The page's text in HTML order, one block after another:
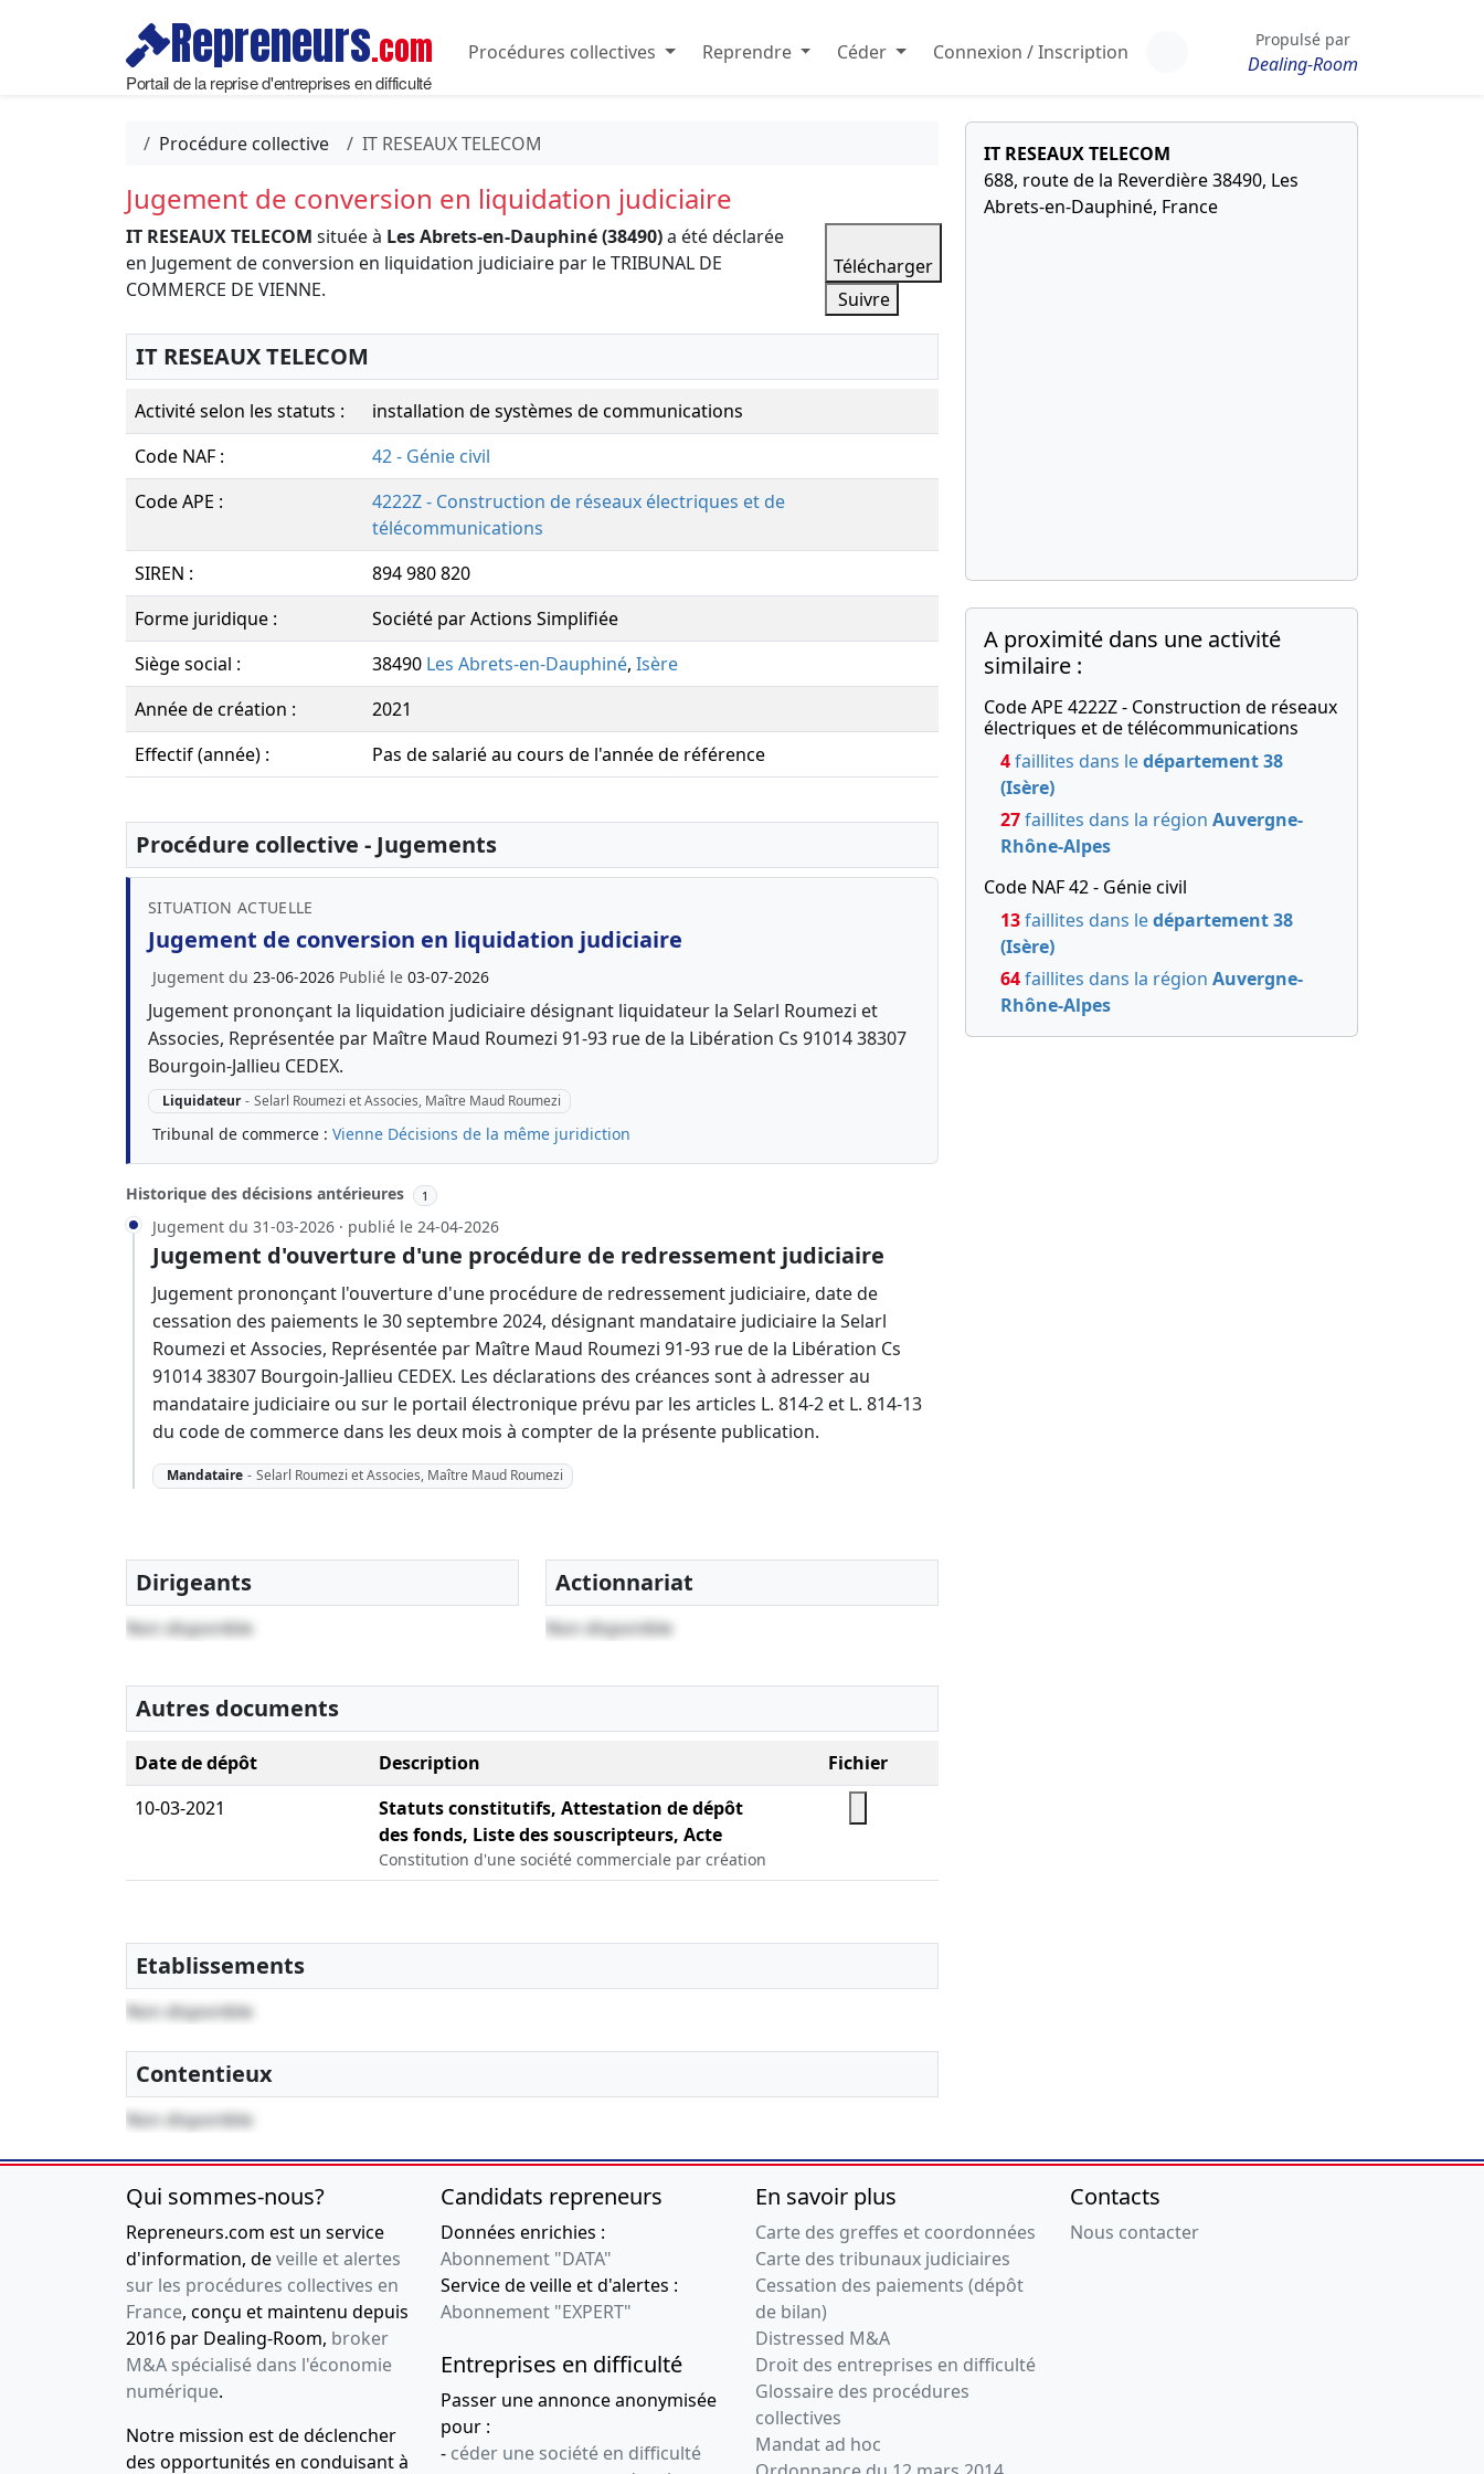
Repreneurs.com
Portail de la reprise d'entreprises en difficulté
Procédures collectives Reprendre Céder Connexion / Inscription
Propulsé par
Dealing-Room
Procédure collective IT RESEAUX TELECOM
Jugement de conversion en liquidation judiciaire
IT RESEAUX TELECOM située à Les Abrets-en-Dauphiné (38490)a été déclarée
en Jugement de conversion en liquidation judiciaire par le TRIBUNAL DE
COMMERCE DE VIENNE.
Télécharger
Suivre
IT RESEAUX TELECOM
Activité selon les statuts :
installation de systèmes de communications
Code NAF :
42 - Génie civil
Code APE :
4222Z - Construction de réseaux électriques et de
télécommunications
SIREN :
894 980 820
Forme juridique :
Société par Actions Simplifiée
Siège social :
38490 Les Abrets-en-Dauphiné, Isère
Année de création :
2021
Effectif (année) :
Pas de salarié au cours de l'année de référence
Procédure collective - Jugements
SITUATION ACTUELLE
Jugement de conversion en liquidation judiciaire
Jugement du 23-06-2026 Publié le 03-07-2026
Jugement prononçant la liquidation judiciaire désignant liquidateur la Selarl Roumezi et
Associes, Représentée par Maître Maud Roumezi 91-93 rue de la Libération Cs 91014 38307
Bourgoin-Jallieu CEDEX.
Liquidateur - Selarl Roumezi et Associes, Maître Maud Roumezi
Tribunal de commerce : Vienne Décisions de la même juridiction
Historique des décisions antérieures 1
Jugement du 31-03-2026 · publié le 24-04-2026
Jugement d'ouverture d'une procédure de redressement judiciaire
Jugement prononçant l'ouverture d'une procédure de redressement judiciaire, date de
cessation des paiements le 30 septembre 2024, désignant mandataire judiciaire la Selarl
Roumezi et Associes, Représentée par Maître Maud Roumezi 91-93 rue de la Libération Cs
91014 38307 Bourgoin-Jallieu CEDEX. Les déclarations des créances sont à adresser au
mandataire judiciaire ou sur le portail électronique prévu par les articles L. 814-2 et L. 814-13
du code de commerce dans les deux mois à compter de la présente publication.
Mandataire - Selarl Roumezi et Associes, Maître Maud Roumezi
Dirigeants
Non disponible
Actionnariat
Non disponible
Autres documents
Date de dépôt Description
Fichier
10-03-2021
Statuts constitutifs, Attestation de dépôt
des fonds, Liste des souscripteurs, Acte
Constitution d'une société commerciale par création
Etablissements
Non disponible
Contentieux
Non disponible
IT RESEAUX TELECOM
688, route de la Reverdière 38490, Les
Abrets-en-Dauphiné, France
A proximité dans une activité
similaire :
Code APE 4222Z - Construction de réseaux
électriques et de télécommunications
4faillites dans ledépartement 38
(Isère)
27faillites dans la région Auvergne-
Rhône-Alpes
Code NAF 42 - Génie civil
13faillites dans ledépartement 38
(Isère)
64faillites dans la région Auvergne-
Rhône-Alpes
Qui sommes-nous?
Repreneurs.com est un service
d'information, deveille et alertes
sur les procédures collectives en
France, conçu et maintenu depuis
2016 par Dealing-Room, broker
M&A spécialisé dans l'économie
numérique.
Notre mission est de déclencher
des opportunités en conduisant à
Candidats repreneurs
Données enrichies :
Abonnement "DATA"
Service de veille et d'alertes :
Abonnement "EXPERT"
Entreprises en difficulté
Passer une annonce anonymisée
pour :
- céder une société en difficulté
En savoir plus
Carte des greffes et coordonnées
Carte des tribunaux judiciaires
Cessation des paiements (dépôt
de bilan)
Distressed M&A
Droit des entreprises en difficulté
Glossaire des procédures
collectives
Mandat ad hoc
Contacts
Nous contacter